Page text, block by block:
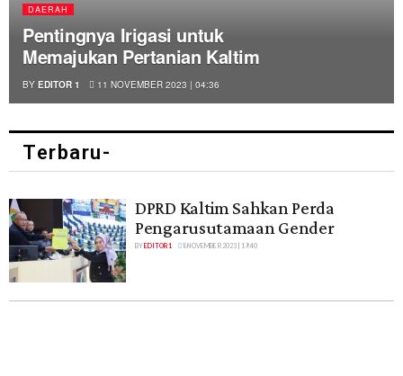
DAERAH
Pentingnya Irigasi untuk
Memajukan Pertanian Kaltim
BY EDITOR 1 11 NOVEMBER 2023 | 04:36
Terbaru-
DPRD Kaltim Sahkan Perda
Pengarusutamaan Gender
BY EDITOR 1 8 NOVEMBER 2023 | 19:40